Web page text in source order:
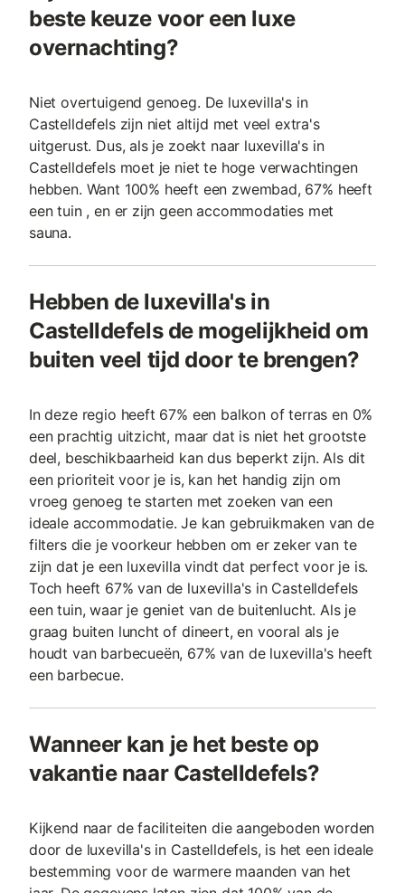
beste keuze voor een luxe
overnachting?
Niet overtuigend genoeg. De luxevilla's in
Castelldefels zijn niet altijd met veel extra's
uitgerust. Dus, als je zoekt naar luxevilla's in
Castelldefels moet je niet te hoge verwachtingen
hebben. Want 100% heeft een zwembad, 67% heeft
een tuin , en er zijn geen accommodaties met
sauna.
Hebben de luxevilla's in
Castelldefels de mogelijkheid om
buiten veel tijd door te brengen?
In deze regio heeft 67% een balkon of terras en 0%
een prachtig uitzicht, maar dat is niet het grootste
deel, beschikbaarheid kan dus beperkt zijn. Als dit
een prioriteit voor je is, kan het handig zijn om
vroeg genoeg te starten met zoeken van een
ideale accommodatie. Je kan gebruikmaken van de
filters die je voorkeur hebben om er zeker van te
zijn dat je een luxevilla vindt dat perfect voor je is.
Toch heeft 67% van de luxevilla's in Castelldefels
een tuin, waar je geniet van de buitenlucht. Als je
graag buiten luncht of dineert, en vooral als je
houdt van barbecueën, 67% van de luxevilla's heeft
een barbecue.
Wanneer kan je het beste op
vakantie naar Castelldefels?
Kijkend naar de faciliteiten die aangeboden worden
door de luxevilla's in Castelldefels, is het een ideale
bestemming voor de warmere maanden van het